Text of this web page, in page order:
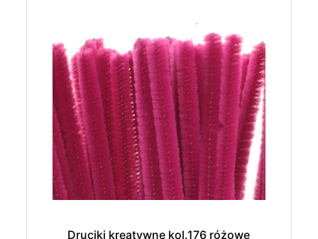
Druciki kreatywne kol.176 różowe